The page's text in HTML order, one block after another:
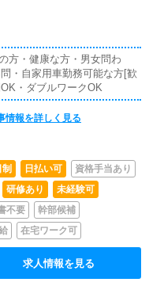
方・健康な方・男女問わ
・自家用車勤務可能な方[歓
・ダブルワークOK
情報を詳しく見る
日払い可
資格手当あり
研修あり
未経験可
不要
幹部候補
在宅ワーク可
求人情報を見る